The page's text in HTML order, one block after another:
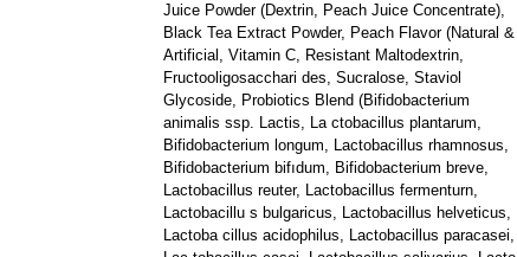
Juice Powder (Dextrin, Peach Juice Concentrate),
Black Tea Extract Powder, Peach Flavor (Natural &
Artificial, Vitamin C, Resistant Maltodextrin,
Fructooligosacchari des, Sucralose, Staviol
Glycoside, Probiotics Blend (Bifidobacterium
animalis ssp. Lactis, La ctobacillus plantarum,
Bifidobacterium longum, Lactobacillus rhamnosus,
Bifidobacterium bifıdum, Bifidobacterium breve,
Lactobacillus reuter, Lactobacillus fermenturn,
Lactobacillu s bulgaricus, Lactobacillus helveticus,
Lactoba cillus acidophilus, Lactobacillus paracasei,